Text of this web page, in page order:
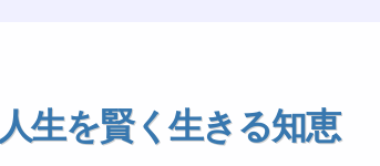
人生を賢く生きる知恵